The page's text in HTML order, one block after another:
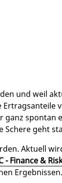
und weil
ganz
Schere geht
Aktuell
- Finance &
Ergebnissen.